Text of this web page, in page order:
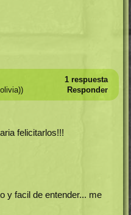
1 respuesta
Responder
felicitarlos!!!
y facil de entender... me